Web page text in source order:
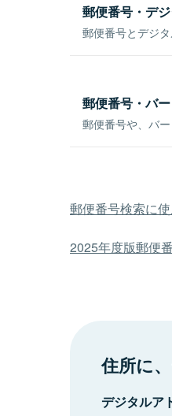
郵便番号・デ
郵便番号とデジ
郵便番号・バ
郵便番号や、バ
郵便番号検索に
2025年度版郵便
住所に
デジタルア